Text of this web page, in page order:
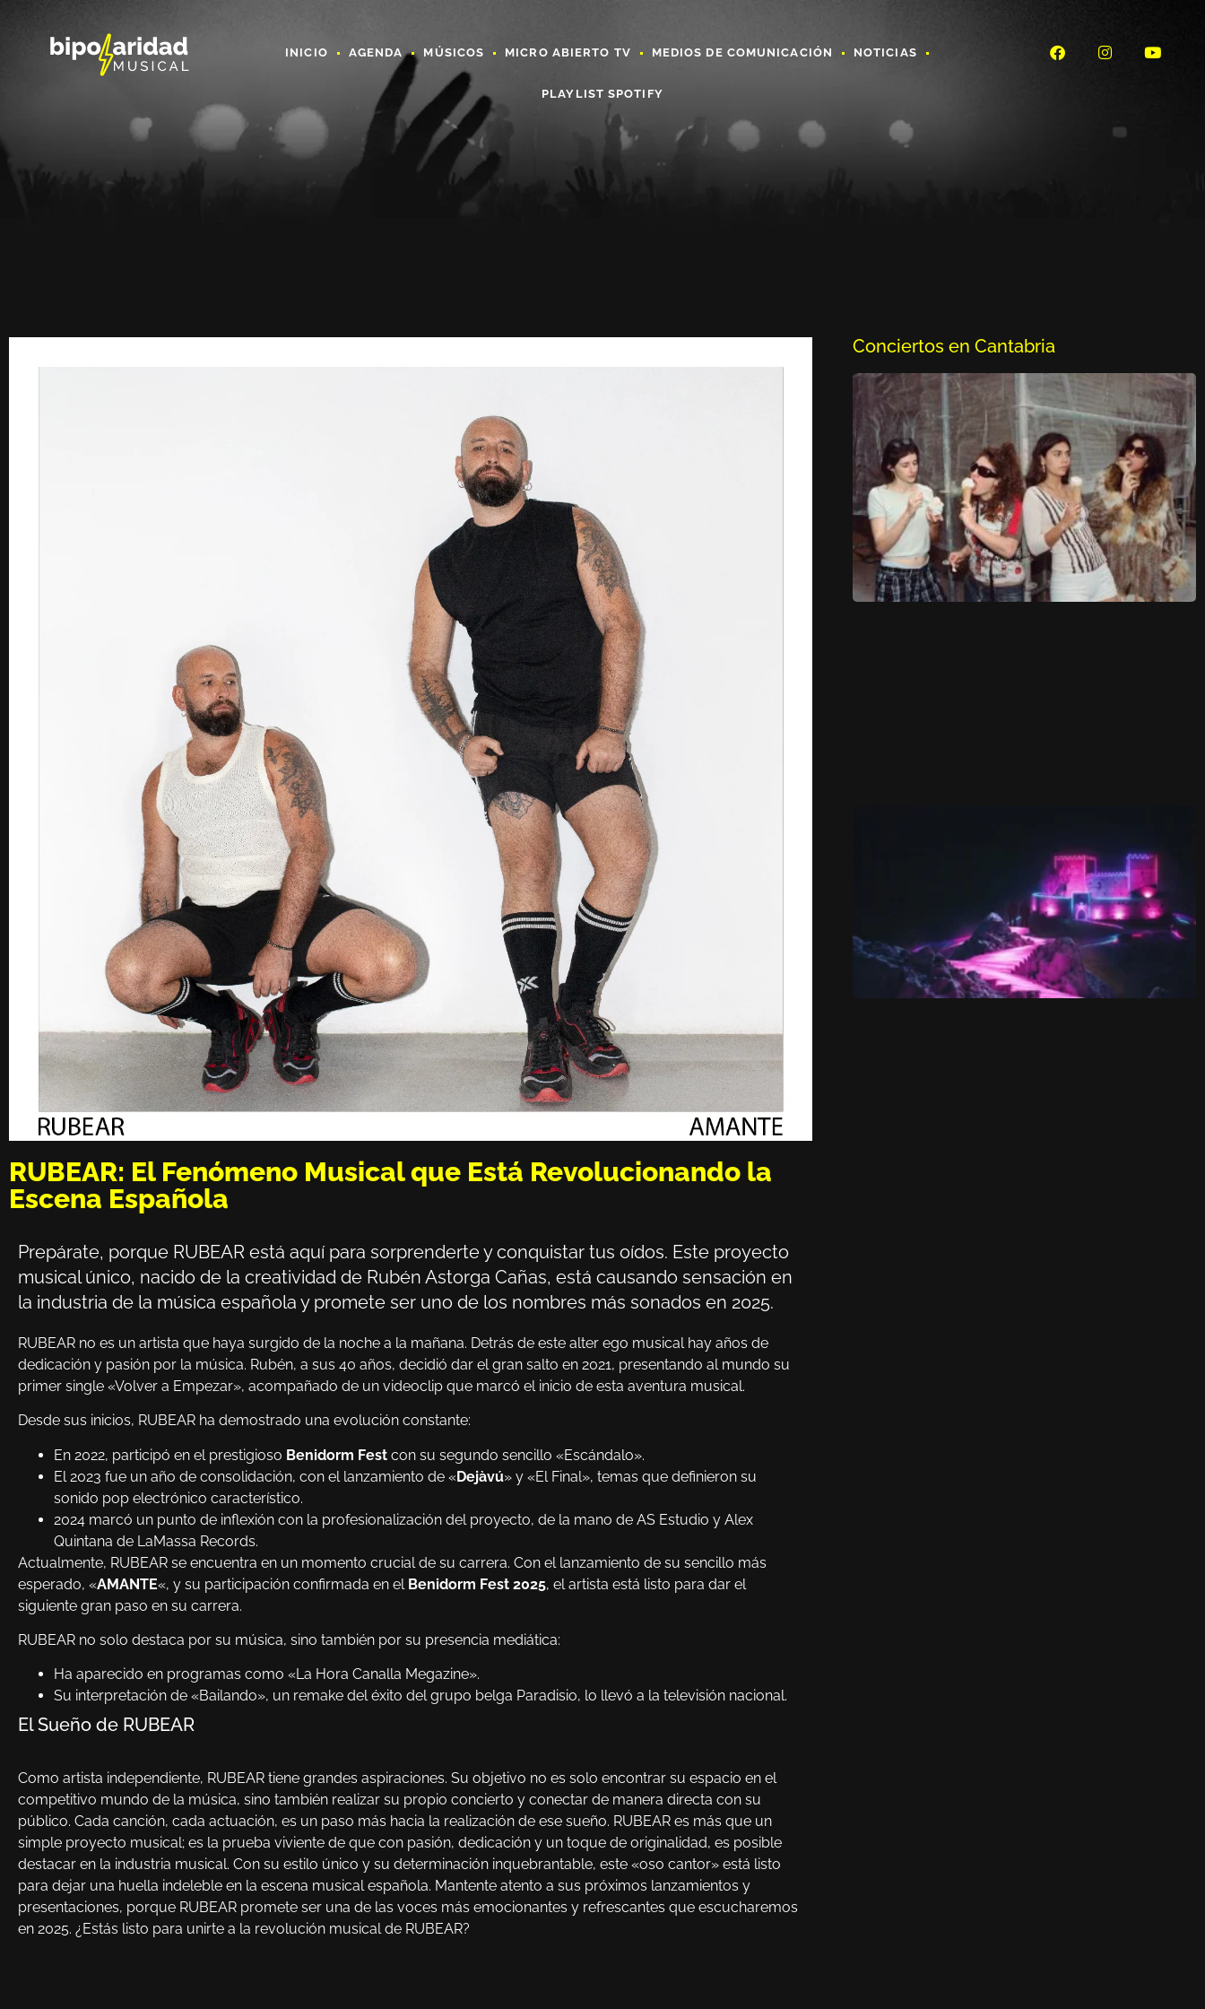
INICIO AGENDA MÚSICOS MICRO ABIERTO TV MEDIOS DE COMUNICACIÓN NOTICIAS
PLAYLIST SPOTIFY
RUBEAR: El Fenómeno Musical que Está Revolucionando la
Escena Española
Prepárate, porque RUBEAR está aquí para sorprenderte y conquistar tus oídos. Este proyecto
musical único, nacido de la creatividad de Rubén Astorga Cañas, está causando sensación en
la industria de la música española y promete ser uno de los nombres más sonados en 2025.
RUBEAR no es un artista que haya surgido de la noche a la mañana. Detrás de este alter ego musical hay años de
dedicación y pasión por la música. Rubén, a sus 40 años, decidió dar el gran salto en 2021, presentando al mundo su
primer single «Volver a Empezar», acompañado de un videoclip que marcó el inicio de esta aventura musical.
Desde sus inicios, RUBEAR ha demostrado una evolución constante:
En 2022, participó en el prestigioso Benidorm Fest con su segundo sencillo «Escándalo».
El 2023 fue un año de consolidación, con el lanzamiento de «Dejàvú» y «El Final», temas que definieron su
sonido pop electrónico característico.
2024 marcó un punto de inflexión con la profesionalización del proyecto, de la mano de AS Estudio y Alex
Quintana de LaMassa Records.
Actualmente, RUBEAR se encuentra en un momento crucial de su carrera. Con el lanzamiento de su sencillo más
esperado, «AMANTE«, y su participación confirmada en el Benidorm Fest 2025, el artista está listo para dar el
siguiente gran paso en su carrera.
RUBEAR no solo destaca por su música, sino también por su presencia mediática:
Ha aparecido en programas como «La Hora Canalla Megazine».
Su interpretación de «Bailando», un remake del éxito del grupo belga Paradisio, lo llevó a la televisión nacional.
El Sueño de RUBEAR
Como artista independiente, RUBEAR tiene grandes aspiraciones. Su objetivo no es solo encontrar su espacio en el
competitivo mundo de la música, sino también realizar su propio concierto y conectar de manera directa con su
público. Cada canción, cada actuación, es un paso más hacia la realización de ese sueño. RUBEAR es más que un
simple proyecto musical; es la prueba viviente de que con pasión, dedicación y un toque de originalidad, es posible
destacar en la industria musical. Con su estilo único y su determinación inquebrantable, este «oso cantor» está listo
para dejar una huella indeleble en la escena musical española. Mantente atento a sus próximos lanzamientos y
presentaciones, porque RUBEAR promete ser una de las voces más emocionantes y refrescantes que escucharemos
en 2025. ¿Estás listo para unirte a la revolución musical de RUBEAR?
Conciertos en Cantabria